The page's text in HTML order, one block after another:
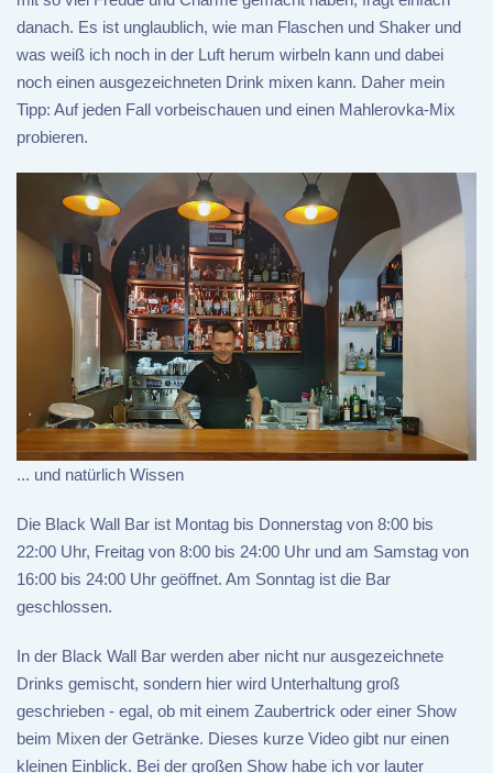
danach. Es ist unglaublich, wie man Flaschen und Shaker und
was weiß ich noch in der Luft herum wirbeln kann und dabei
noch einen ausgezeichneten Drink mixen kann. Daher mein
Tipp: Auf jeden Fall vorbeischauen und einen Mahlerovka-Mix
probieren.
... und natürlich Wissen
Die Black Wall Bar ist Montag bis Donnerstag von 8:00 bis
22:00 Uhr, Freitag von 8:00 bis 24:00 Uhr und am Samstag von
16:00 bis 24:00 Uhr geöffnet. Am Sonntag ist die Bar
geschlossen.
In der Black Wall Bar werden aber nicht nur ausgezeichnete
Drinks gemischt, sondern hier wird Unterhaltung groß
geschrieben - egal, ob mit einem Zaubertrick oder einer Show
beim Mixen der Getränke. Dieses kurze Video gibt nur einen
kleinen Einblick. Bei der großen Show habe ich vor lauter